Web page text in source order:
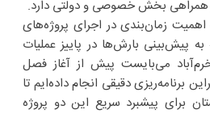
بخش خصوصی و دولتی دارد.
اهمیت زمان‌بندی در اجرای پروژه‌های
به پیش‌بینی‌ بارش‌ها در پاییز عملیات
می‌بایست پیش از آغاز فصل
برنامه‌ریزی دقیقی انجام داده‌ایم تا
برای پیشبرد سریع این دو پروژه